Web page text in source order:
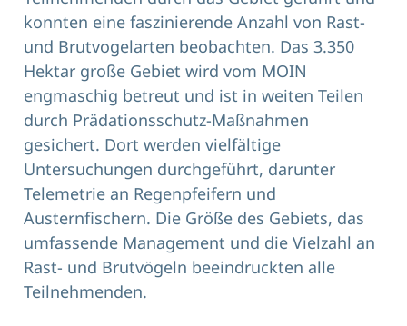
konnten eine faszinierende Anzahl von Rast-
und Brutvogelarten beobachten. Das 3.350
Hektar große Gebiet wird vom MOIN
engmaschig betreut und ist in weiten Teilen
durch Prädationsschutz-Maßnahmen
gesichert. Dort werden vielfältige
Untersuchungen durchgeführt, darunter
Telemetrie an Regenpfeifern und
Austernfischern. Die Größe des Gebiets, das
umfassende Management und die Vielzahl an
Rast- und Brutvögeln beeindruckten alle
Teilnehmenden.